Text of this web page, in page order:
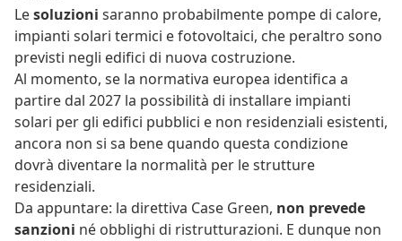
Lesoluzioni saranno probabilmente pompe di calore,
impianti solari termici e fotovoltaici, che peraltro sono
previsti negli edifici di nuova costruzione.
Al momento, se la normativa europea identifica a
partire dal 2027 la possibilità di installare impianti
solari per gli edifici pubblici e non residenziali esistenti,
ancora non si sa bene quando questa condizione
dovrà diventare la normalità per le strutture
residenziali.
Da appuntare: la direttiva Case Green, non prevede
sanzioni né obblighi di ristrutturazioni. E dunque non